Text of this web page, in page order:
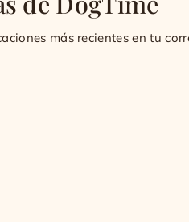
más recientes en tu